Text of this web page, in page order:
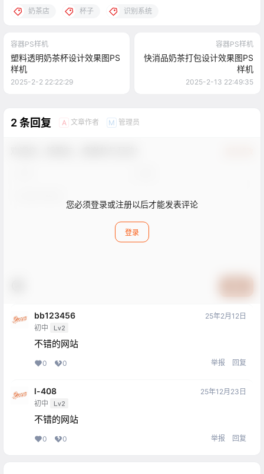
奶茶店 杯子 识别系统
容器PS样机
塑料透明奶茶杯设计效果图PS
样机
2025-2-2 22:22:29
容器PS样机
快消品奶茶打包设计效果图PS
样机
2025-2-13 22:49:35
2 条回复 A 文章作者 M 管理员
您必须登录或注册以后才能发表评论
登录
bb123456
初中 Lv2
25年2月12日
不错的网站
0 0 举报 回复
l-408
初中 Lv2
25年12月23日
不错的网站
0 0 举报 回复